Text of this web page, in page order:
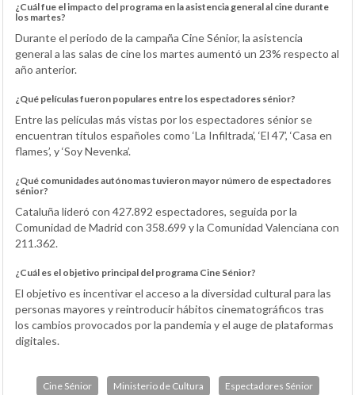
¿Cuál fue el impacto del programa en la asistencia general al cine durante
los martes?
Durante el periodo de la campaña Cine Sénior, la asistencia
general a las salas de cine los martes aumentó un 23% respecto al
año anterior.
¿Qué películas fueron populares entre los espectadores sénior?
Entre las películas más vistas por los espectadores sénior se
encuentran títulos españoles como ‘La Infiltrada’, ‘El 47’, ‘Casa en
flames’, y ‘Soy Nevenka’.
¿Qué comunidades autónomas tuvieron mayor número de espectadores
sénior?
Cataluña lideró con 427.892 espectadores, seguida por la
Comunidad de Madrid con 358.699 y la Comunidad Valenciana con
211.362.
¿Cuál es el objetivo principal del programa Cine Sénior?
El objetivo es incentivar el acceso a la diversidad cultural para las
personas mayores y reintroducir hábitos cinematográficos tras
los cambios provocados por la pandemia y el auge de plataformas
digitales.
Cine Sénior Ministerio de Cultura Espectadores Sénior